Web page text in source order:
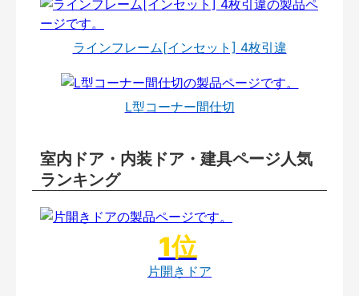
ラインフレーム[インセット] 4枚引違
L型コーナー間仕切
室内ドア・内装ドア・建具ページ人気
ランキング
片開きドア